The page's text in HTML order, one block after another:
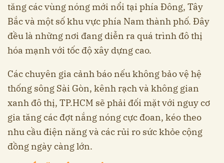
tăng các vùng nóng mới nổi tại phía Đông, Tây
Bắc và một số khu vực phía Nam thành phố. Đây
đều là những nơi đang diễn ra quá trình đô thị
hóa mạnh với tốc độ xây dựng cao.
Các chuyên gia cảnh báo nếu không bảo vệ hệ
thống sông Sài Gòn, kênh rạch và không gian
xanh đô thị, TP.HCM sẽ phải đối mặt với nguy cơ
gia tăng các đợt nắng nóng cực đoan, kéo theo
nhu cầu điện năng và các rủi ro sức khỏe cộng
đồng ngày càng lớn.